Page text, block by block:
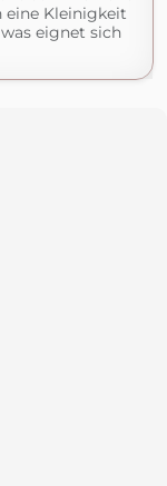
eine Kleinigkeit
eignet sich